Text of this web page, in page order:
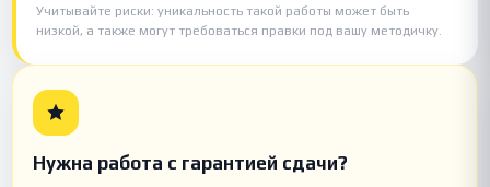
Учитывайте риски: уникальность такой работы может быть
низкой, а также могут требоваться правки под вашу методичку.
Нужна работа с гарантией сдачи?